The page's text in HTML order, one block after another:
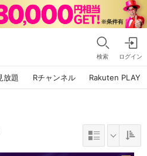
検索 ログイン
放題 Rチャンネル Rakuten PLAY